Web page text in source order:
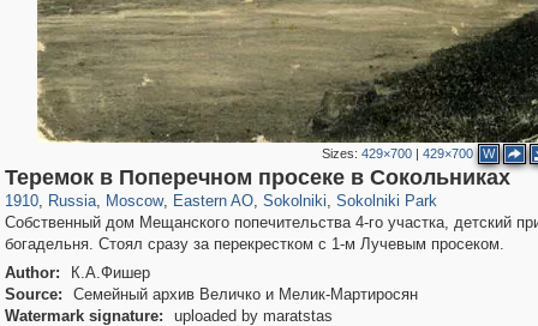
Sizes: 429×700| 429×700 W
Теремок в Поперечном просеке в Сокольниках
1910, Russia
1,406,849 29,243
, Moscow
319,861 8,286
, Eastern AO
20,939 306
, Sokolniki
5,623 49
, Sokolniki Park
2,775 6
Собственный дом Мещанского попечительства 4-го участка, детский
богадельня. Стоял сразу за перекрестком с 1-м Лучевым просеком.
Author:
К.А.Фишер
Source:
Семейный архив Величко и Мелик-Мартиросян
Watermark signature:
uploaded by maratstas